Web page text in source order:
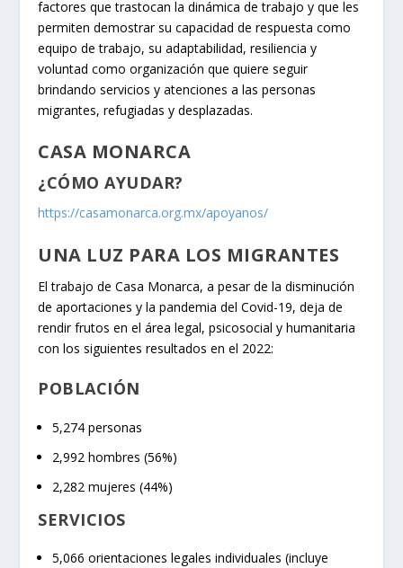
factores que trastocan la dinámica de trabajo y que les
permiten demostrar su capacidad de respuesta como
equipo de trabajo, su adaptabilidad, resiliencia y
voluntad como organización que quiere seguir
brindando servicios y atenciones a las personas
migrantes, refugiadas y desplazadas.
CASA MONARCA
¿CÓMO AYUDAR?
https://casamonarca.org.mx/apoyanos/
UNA LUZ PARA LOS MIGRANTES
El trabajo de Casa Monarca, a pesar de la disminución
de aportaciones y la pandemia del Covid-19, deja de
rendir frutos en el área legal, psicosocial y humanitaria
con los siguientes resultados en el 2022:
POBLACIÓN
5,274 personas
2,992 hombres (56%)
2,282 mujeres (44%)
SERVICIOS
5,066 orientaciones legales individuales (incluye